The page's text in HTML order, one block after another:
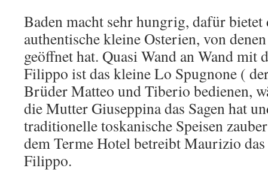
Baden macht sehr hungrig, dafür
authentische kleine Osterien, von
geöffnet hat. Quasi Wand an Wand mit
Filippo ist das kleine Lo Spugnone (
Brüder Matteo und Tiberio bedienen,
die Mutter Giuseppina das Sagen hat
traditionelle toskanische Speisen
dem Terme Hotel betreibt Maurizio
Filippo.